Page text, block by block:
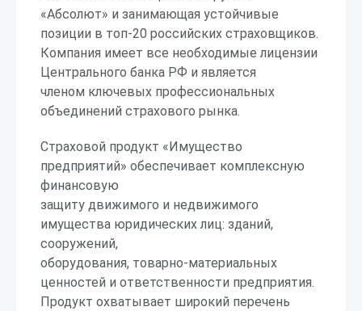
«Абсолют» и занимающая устойчивые
позиции в топ-20 российских страховщиков.
Компания имеет все необходимые лицензии
Центрального банка РФ и является
членом ключевых профессиональных
объединений страхового рынка.
Страховой продукт «Имущество
предприятий» обеспечивает комплексную
финансовую
защиту движимого и недвижимого
имущества юридических лиц: зданий,
сооружений,
оборудования, товарно-материальных
ценностей и ответственности предприятия.
Продукт охватывает широкий перечень